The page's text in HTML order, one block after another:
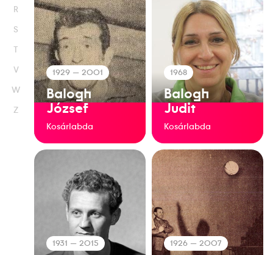
R
S
T
V
W
Z
1929 — 2001
Balogh
József
Kosárlabda
1968
Balogh
Judit
Kosárlabda
1931 — 2015 1926 — 2007